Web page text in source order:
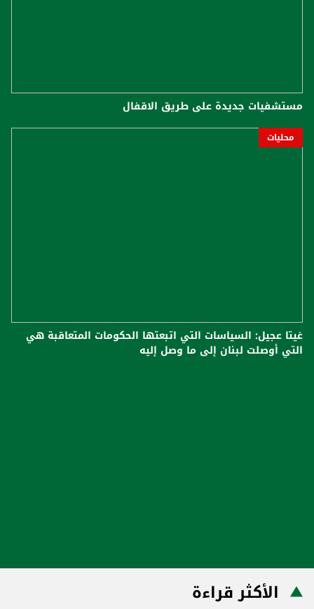
مستشفيات جديدة على طريق الاقفال
محليات
غيتا عجيل: السياسات التي اتبعتها الحكومات المتعاقبة هي
التي أوصلت لبنان إلى ما وصل إليه
الأكثر قراءة